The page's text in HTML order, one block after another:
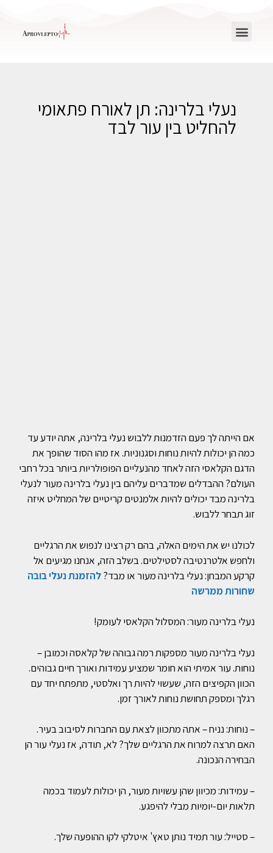
נעלי בלרינה: תן לאורח פתאומי
להחליט בין עור לבד
אם הייתה לך פעם הזדמנות ללבוש נעלי בלרינה, אתה יודע עד
כמה הן יכולות להיות נוחות וסגנוניות. אז מהו הסוד שהופך את
הדגם הקלאסי הזה לאחד מהנעליים הפופולריות ביותר בכל רחבי
העולם? ההבדלים שמדברים עליהם בין נעלי בלרינה מעור לנעלי
בלרינה מבד יכולים להיות אלמנטים קריטיים של המחליט איזה
זוג תבחר ללבוש.
לכולנו יש את הימים האלה, בהם רק רצינו לנפוש את הרגליים
ולחפש אלטרנטיבה לסטילטים. בשלב הזה, אנחנו מגיעים אל
קרקע המבחן: נעלי בלרינה מעור או מבד?להזמנת נעלי בובה
שחורות ממרשה
נעלי בלרינה מעור: המסלול הקלאסי לעומק!
נעלי בלרינה מעור מספקות רמה גבוהה של קלאסה וכמובן –
נוחות. עור אמיתי הוא חומר שמציע עמידות ואורך חיים גבוהים.
הכוון הקפיצים הזה, שעשוי להיות רך ואלסטי, מתפתח יחד עם
רגלך ומספק תחושת נוחות לאורך זמן.
– נוחות: נניח – אתה מתכוון לצאת עם החברות לסיבוב בעיר.
האם תרצה למרוח את הרגליים שלך? לא, תודה, אז נעלי עור הן
הבחירה הנכונה.
– עמידות: מכיוון שהן עשויות מעור, הן יכולות לעמוד בכמה
תלאות יום-יומיות מבלי להיפגע.
– סטייל: עור תמיד נותן טאץ' איטלקי לקו ההופעה שלך.